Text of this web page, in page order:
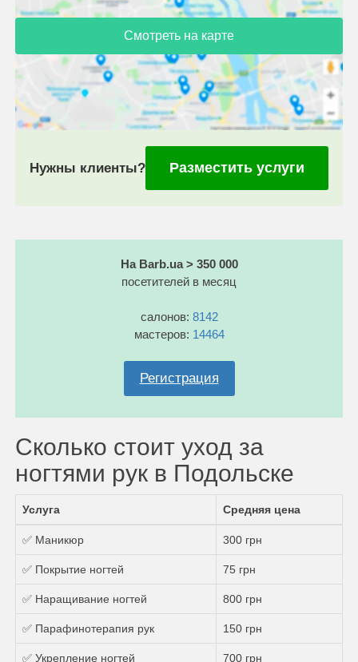
Смотреть на карте
Нужны клиенты? Разместить услуги
На Barb.ua > 350 000
посетителей в месяц
салонов: 8142
мастеров: 14464
Регистрация
Сколько стоит уход за
ногтями рук в Подольске
Услуга Средняя цена
✅ Маникюр 300 грн
✅ Покрытие ногтей 75 грн
✅ Наращивание ногтей 800 грн
✅ Парафинотерапия рук 150 грн
✅ Укрепление ногтей 700 грн